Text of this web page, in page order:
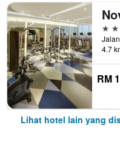
4
4.7
RM
Lihat hotel lain yang